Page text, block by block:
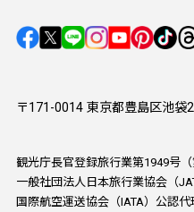
〒171-0014 東京都豊島区池袋
観光庁長官登録旅行業第1949号（
一般社団法人日本旅行業協会（
国際航空運送協会（IATA）公認代